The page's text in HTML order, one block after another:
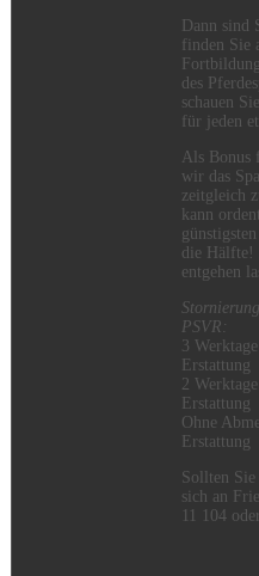
Dann
finden Sie
des
schauen
für jeden
Als Bonus
wir das
zeitgleich
kann
die Hälfte!
entgehen
PSVR:
3
Erstattung
2
Erstattung
Ohne
Erstattung
Sollten Sie
sich an
11 104 oder